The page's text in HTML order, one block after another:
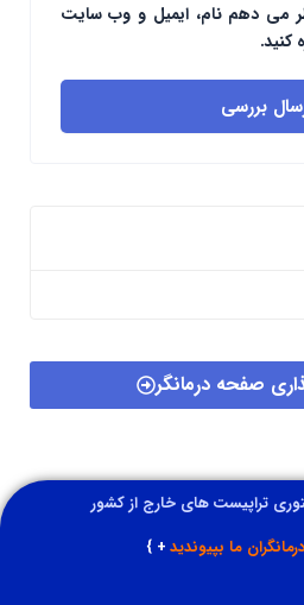
می دهم نام، ایمیل و وب سایت
کنید.
بررسی
صفحه درمانگر
تراپیست های خارج از کشور
ما بپیوندید+ }